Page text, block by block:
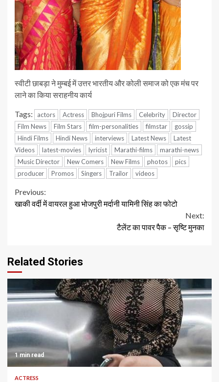
स्वीटी छाबड़ा ने मुम्बई में उत्तर भारतीय और कोली समाज को एक मंच पर
लाने का किया सराहनीय कार्य
Tags: actors Actress Bhojpuri Films Celebrity
Director
Film News
Film Stars film-personalities filmstar
gossip
Hindi Films
Hindi News interviews Latest News
Latest
Videos
latest-movies lyricist Marathi-films
marathi-news
Music Director
New Comers New Films photos
pics
producer
Promos Singers Trailor videos
Continue
Previous:
खाकी वर्दी में वायरल हुआ भोजपुरी मर्दानी यामिनी सिंह का फोटो
Next:
टैलेंट का पावर पैक – सृष्टि मुनका
Related Stories
1 min read
ACTRESS